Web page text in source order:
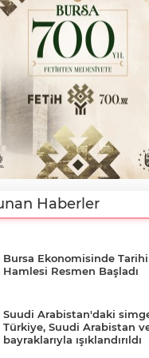
Haberler
Bursa Ekonomisinde
Hamlesi Resmen Başladı
Suudi Arabistan'daki
Türkiye, Suudi Arabistan
bayraklarıyla ışıklandırıldı